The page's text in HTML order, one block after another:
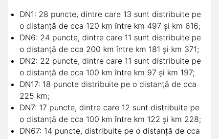
DN1: 28 puncte, dintre care 13 sunt distribuite pe
o distanţă de cca 120 km între km 497 şi km 616;
DN6: 24 puncte, dintre care 11 sunt distribuite pe
o distanţă de cca 200 km între km 181 şi km 371;
DN2: 22 puncte, dintre care 11 sunt distribuite pe
o distanţă de cca 100 km între km 97 şi km 197;
DN17: 18 puncte distribuite pe o distanţă de cca
225 km;
DN7: 17 puncte, dintre care 12 sunt distribuite pe
o distanţă de cca 100 km între km 122 şi km 228;
DN67: 14 puncte, distribuite pe o distanţă de cca